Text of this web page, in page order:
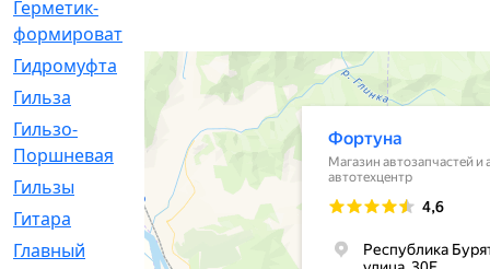
Герметик-
формирователь
Гидромуфта
[47]
Гильза
[56]
Гильзо-
Поршневая
[13]
Гильзы
[259]
Гитара
[7]
Главный
[29]